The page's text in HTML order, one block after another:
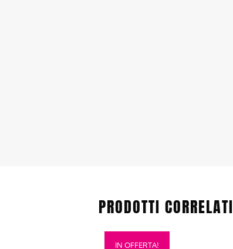
PRODOTTI CORRELATI
IN OFFERTA!
Questo